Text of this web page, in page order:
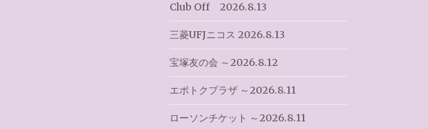
Club Off 2026.8.13
三菱UFJニコス 2026.8.13
宝塚友の会 ～2026.8.12
エポトクプラザ ～2026.8.11
ローソンチケット ～2026.8.11